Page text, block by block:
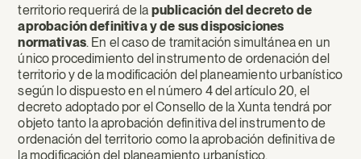
territorio requerirá de la publicación del decreto de
aprobación definitiva y de sus disposiciones
normativas. En el caso de tramitación simultánea en un
único procedimiento del instrumento de ordenación del
territorio y de la modificación del planeamiento urbanístico
según lo dispuesto en el número 4 del artículo 20, el
decreto adoptado por el Consello de la Xunta tendrá por
objeto tanto la aprobación definitiva del instrumento de
ordenación del territorio como la aprobación definitiva de
la modificación del planeamiento urbanístico.